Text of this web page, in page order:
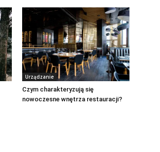
Urządzanie
Czym charakteryzują się
nowoczesne wnętrza restauracji?